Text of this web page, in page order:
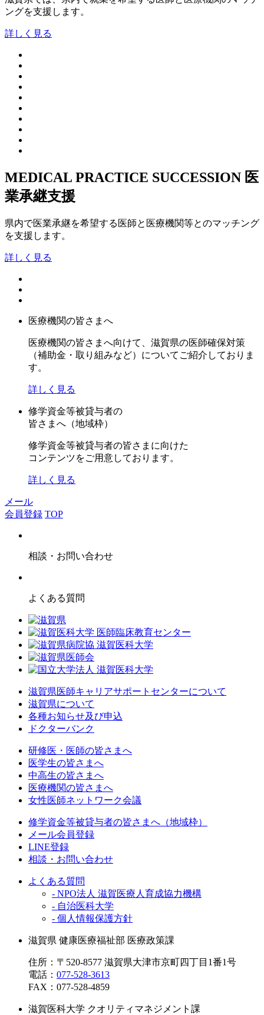
ングを支援します。
詳しく見る
MEDICAL PRACTICE SUCCESSION 医
業承継支援
県内で医業承継を希望する医師と医療機関等とのマッチング
を支援します。
詳しく見る
医療機関の皆さまへ
医療機関の皆さまへ向けて、滋賀県の医師確保対策
（補助金・取り組みなど）についてご紹介しておりま
す。
詳しく見る
修学資金等被貸与者の
皆さまへ（地域枠）
修学資金等被貸与者の皆さまに向けた
コンテンツをご用意しております。
詳しく見る
メール
会員登録 TOP
相談・お問い合わせ
よくある質問
滋賀県医師キャリアサポートセンターについて
滋賀県について
各種お知らせ及び申込
ドクターバンク
研修医・医師の皆さまへ
医学生の皆さまへ
中高生の皆さまへ
医療機関の皆さまへ
女性医師ネットワーク会議
修学資金等被貸与者の皆さまへ（地域枠）
メール会員登録
LINE登録
相談・お問い合わせ
よくある質問
- NPO法人 滋賀医療人育成協力機構
- 自治医科大学
- 個人情報保護方針
滋賀県 健康医療福祉部 医療政策課
住所：〒520-8577 滋賀県大津市京町四丁目1番1号
電話： 077-528-3613
FAX： 077-528-4859
滋賀医科大学 クオリティマネジメント課